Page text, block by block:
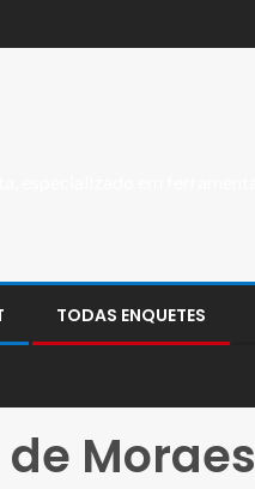
TODAS ENQUETES
Moraes